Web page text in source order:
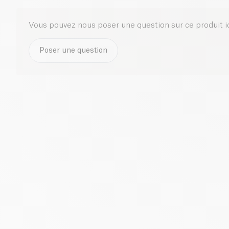
Vous pouvez nous poser une question sur ce produit
Poser une question